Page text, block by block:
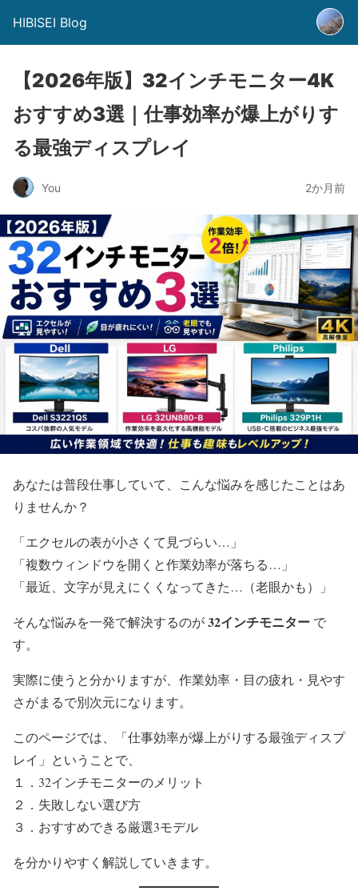
HIBISEI Blog
【2026年版】32インチモニター4K
おすすめ3選｜仕事効率が爆上がりす
る最強ディスプレイ
You 2か月前
あなたは普段仕事していて、こんな悩みを感じたことはあ
りませんか？
「エクセルの表が小さくて見づらい…」
「複数ウィンドウを開くと作業効率が落ちる…」
「最近、文字が見えにくくなってきた…（老眼かも）」
そんな悩みを一発で解決するのが32インチモニター で
す。
実際に使うと分かりますが、作業効率・目の疲れ・見やす
さがまるで別次元になります。
このページでは、「仕事効率が爆上がりする最強ディスプ
レイ」ということで、
１．32インチモニターのメリット
２．失敗しない選び方
３．おすすめできる厳選3モデル
を分かりやすく解説していきます。